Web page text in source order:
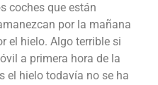
coches que están
por la mañana
el hielo. Algo terrible si
a primera hora de la
el hielo todavía no se ha